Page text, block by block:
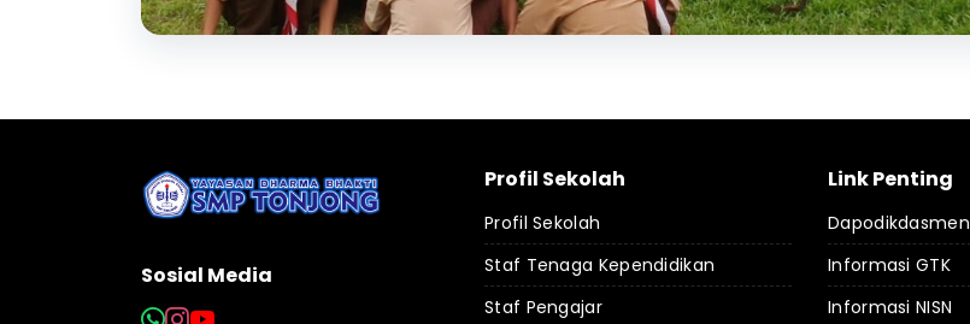
Sosial Media
Profil Sekolah
Profil Sekolah
Staf Tenaga Kependidikan
Staf Pengajar
Link Penting
Dapodikdasmen
Informasi GTK
Informasi NISN